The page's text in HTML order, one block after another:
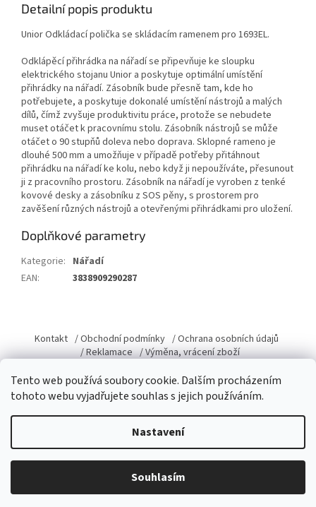
Tento web používá soubory cookie. Dalším procházením
tohoto webu vyjadřujete souhlas s jejich používáním.
Nastavení
Souhlasím
Detailní popis produktu
Unior Odkládací polička se skládacím ramenem pro 1693EL.
Odklápěcí přihrádka na nářadí se připevňuje ke sloupku
elektrického stojanu Unior a poskytuje optimální umístění
přihrádky na nářadí. Zásobník bude přesně tam, kde ho
potřebujete, a poskytuje dokonalé umístění nástrojů a malých
dílů, čímž zvyšuje produktivitu práce, protože se nebudete
muset otáčet k pracovnímu stolu. Zásobník nástrojů se může
otáčet o 90 stupňů doleva nebo doprava. Sklopné rameno je
dlouhé 500 mm a umožňuje v případě potřeby přitáhnout
přihrádku na nářadí ke kolu, nebo když ji nepoužíváte, přesunout
ji z pracovního prostoru. Zásobník na nářadí je vyroben z tenké
kovové desky a zásobníku z SOS pěny, s prostorem pro
zavěšení různých nástrojů a otevřenými přihrádkami pro uložení.
Doplňkové parametry
Kategorie: Nářadí
EAN: 3838909290287
p
a
Kontakt / Obchodní podmínky / Ochrana osobních údajů
/ Reklamace / Výměna, vrácení zboží
Copyright 2026Domacky.cz. Všechna práva vyhrazena.Upravit
nastavení cookies